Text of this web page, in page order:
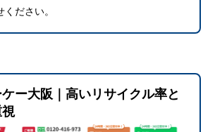
ださい。
ー大阪｜高いリサイクル率と